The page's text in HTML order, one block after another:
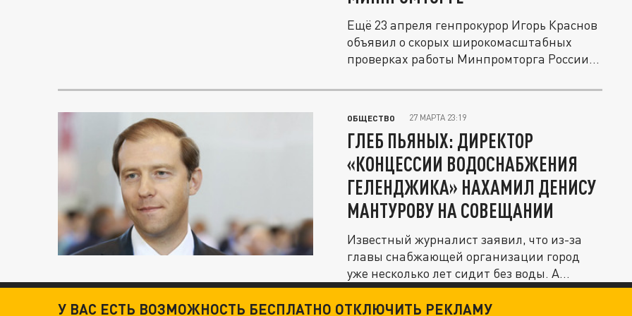
Ещё 23 апреля генпрокурор Игорь Краснов
объявил о скорых широкомасштабных
проверках работы Минпромторга России...
ОБЩЕСТВО 27 МАРТА 23:19
ГЛЕБ ПЬЯНЫХ: ДИРЕКТОР
«КОНЦЕССИИ ВОДОСНАБЖЕНИЯ
ГЕЛЕНДЖИКА» НАХАМИЛ ДЕНИСУ
МАНТУРОВУ НА СОВЕЩАНИИ
Известный журналист заявил, что из-за
главы снабжающей организации город
уже несколько лет сидит без воды. А...
У ВАС ЕСТЬ ВОЗМОЖНОСТЬ БЕСПЛАТНО ОТКЛЮЧИТЬ РЕКЛАМУ